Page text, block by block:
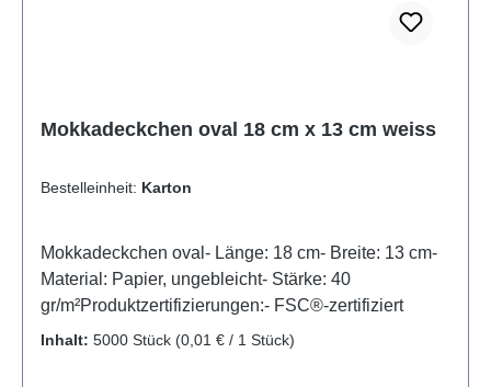
Mokkadeckchen oval 18 cm x 13 cm weiss
Bestelleinheit: Karton
Mokkadeckchen oval- Länge: 18 cm- Breite: 13 cm-
Material: Papier, ungebleicht- Stärke: 40
gr/m²Produktzertifizierungen:- FSC®-zertifiziert
Inhalt: 5000 Stück (0,01 € / 1 Stück)